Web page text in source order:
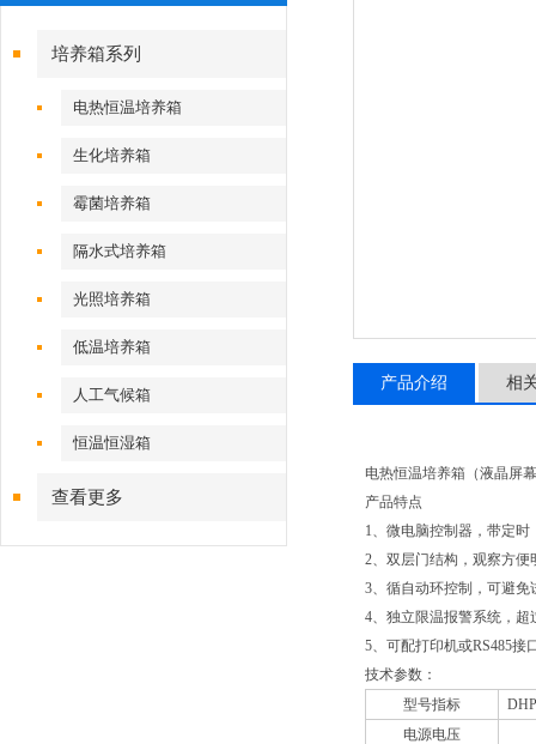
培养箱系列
电热恒温培养箱
生化培养箱
霉菌培养箱
隔水式培养箱
光照培养箱
低温培养箱
人工气候箱
恒温恒湿箱
查看更多
产品介绍 相
电热恒温培养箱（液晶屏
产品特点
1、微电脑控制器，带定时
2、双层门结构，观察方
3、循自动环控制，可避
4、独立限温报警系统，
5、可配打印机或RS485
技术参数：
型号指标
电源电压